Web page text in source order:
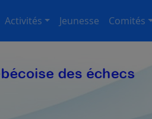
Activités Jeunesse Comités